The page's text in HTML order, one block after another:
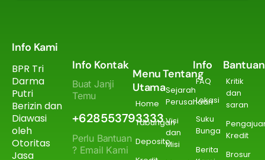
Info Kami
BPR Tri
Darma
Putri
Berizin dan
Diawasi
oleh
Otoritas
Jasa
Info Kontak
Buat Janji
Temu
+628553793333
Perlu Bantuan
? Email Kami
Menu
Utama
Home
Tabungan
Deposito
Tentang
Sejarah
Perusahaan
Visi
dan
Misi
Info
FAQ
Lokasi
Suku
Bunga
Berita
Bantuan
Kritik
dan
saran
Kredit
Brosur